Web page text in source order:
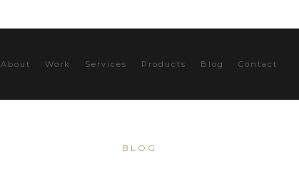
About Work Services Products Blog Contact
BLOG